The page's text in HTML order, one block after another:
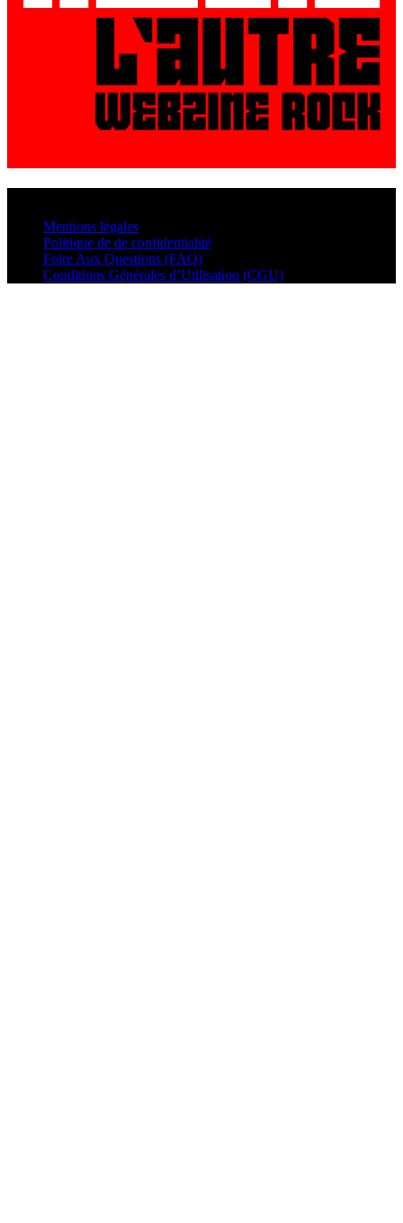
Mentions légales
Politique de de confidentialité
Foire Aux Questions (FAQ)
Conditions Générales d’Utilisation (CGU)